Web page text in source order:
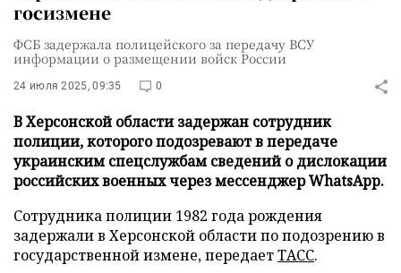
госизмене
ФСБ задержала полицейского за передачу ВСУ
информации о размещении войск России
24 июля 2025, 09:35 0
В Херсонской области задержан сотрудник
полиции, которого подозревают в передаче
украинским спецслужбам сведений о дислокации
российских военных через мессенджер WhatsApp.
Сотрудника полиции 1982 года рождения
задержали в Херсонской области по подозрению в
государственной измене, передаетТАСС.